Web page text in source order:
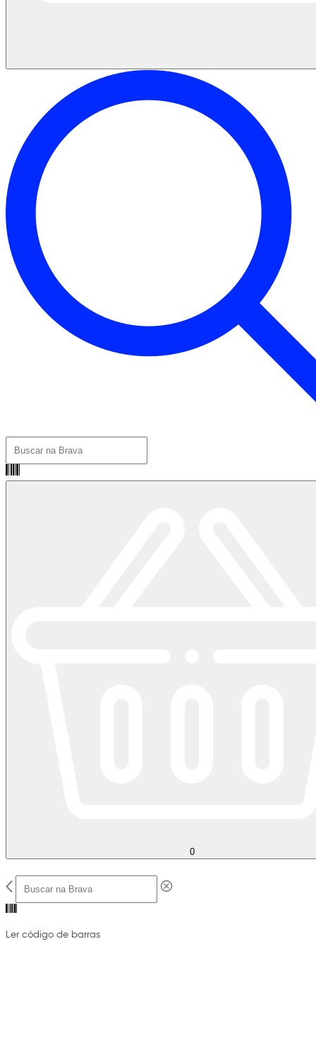
0
Ler código de barras